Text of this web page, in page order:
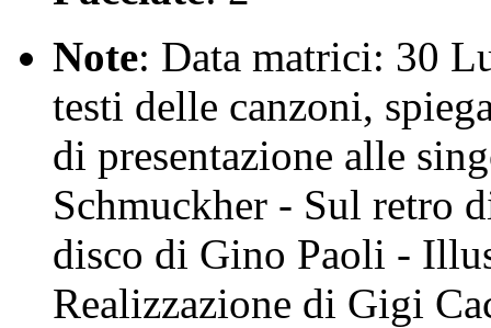
Note: Data matrici: 30
testi delle canzoni,
di presentazione alle
Schmuckher - Sul retro
disco di Gino Paoli -
Realizzazione di Gigi